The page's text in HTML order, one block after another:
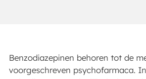
Benzodiazepinen behoren tot de
voorgeschreven psychofarmaca.